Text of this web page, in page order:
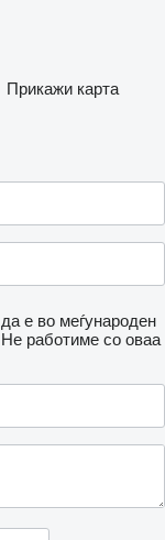
Прикажи карта
е во меѓународен
Не работиме со оваа